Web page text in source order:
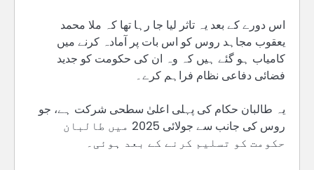
اس دورے کے بعد یہ تاثر لیا جا رہا تھا کہ ملا محمد
یعقوب مجاہد روس کو اس بات پر آمادہ کرنے میں
کامیاب ہو گئے ہیں کہ وہ ان کی حکومت کو جدید
فضائی دفاعی نظام فراہم کرے۔
یہ طالبان حکام کی پہلی اعلیٰ سطحی شرکت ہے، جو
روس کی جانب سے جولائی 2025 میں طالبان
حکومت کو تسلیم کرنے کے بعد ہوئی۔